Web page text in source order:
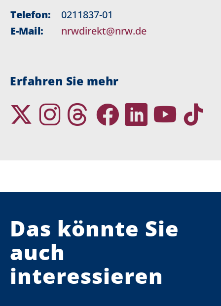
Telefon:
0211837-01
E-Mail:
nrwdirekt@nrw.de
Erfahren Sie mehr
Das könnte Sie
auch
interessieren